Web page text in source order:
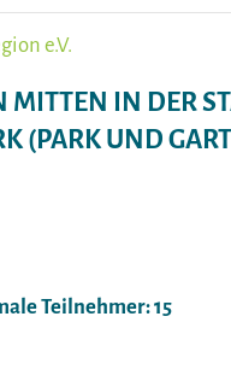
e.V.
MITTEN IN DER
(PARK UND
Teilnehmer: 15